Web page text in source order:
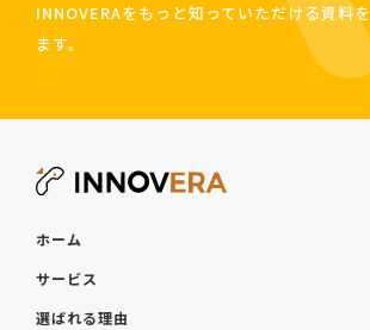
INNOVERAをもっと知っていただける資料
ます。
ホーム
サービス
選ばれる理由